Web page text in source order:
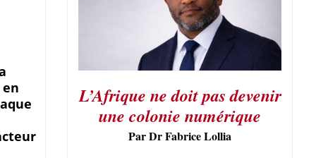
L’Afrique ne doit pas devenir
une colonie numérique
Par Dr Fabrice Lollia